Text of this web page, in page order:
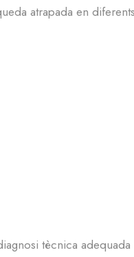
atrapada en
tècnica